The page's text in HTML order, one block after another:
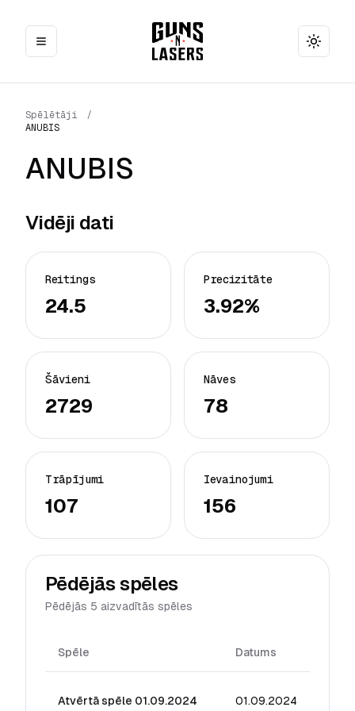
Toggle
Spēlētāji
/
ANUBIS
ANUBIS
Vidēji dati
Reitings
24.5
Precizitāte
3.92%
Šāvieni
2729
Nāves
78
Trāpījumi
107
Ievainojumi
156
Pēdējās spēles
Pēdējās 5 aizvadītās spēles
Spēle Datums
Atvērtā spēle 01.09.2024 01.09.2024